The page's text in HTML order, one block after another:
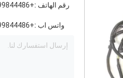
رقم الهاتف :+861899844486
واتس اب :+1899844486